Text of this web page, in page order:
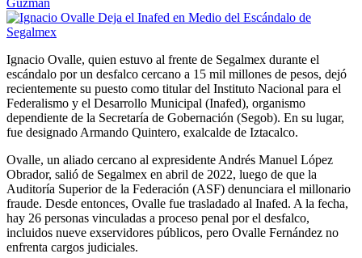
Ignacio Ovalle, quien estuvo al frente de Segalmex durante el
escándalo por un desfalco cercano a 15 mil millones de pesos, dejó
recientemente su puesto como titular del Instituto Nacional para el
Federalismo y el Desarrollo Municipal (Inafed), organismo
dependiente de la Secretaría de Gobernación (Segob). En su lugar,
fue designado Armando Quintero, exalcalde de Iztacalco.
Ovalle, un aliado cercano al expresidente Andrés Manuel López
Obrador, salió de Segalmex en abril de 2022, luego de que la
Auditoría Superior de la Federación (ASF) denunciara el millonario
fraude. Desde entonces, Ovalle fue trasladado al Inafed. A la fecha,
hay 26 personas vinculadas a proceso penal por el desfalco,
incluidos nueve exservidores públicos, pero Ovalle Fernández no
enfrenta cargos judiciales.